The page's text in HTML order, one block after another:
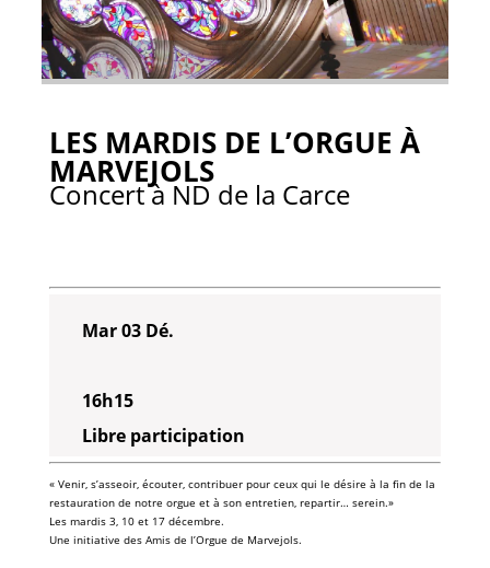
LES MARDIS DE L’ORGUE À
MARVEJOLS
Concert à ND de la Carce
Mar 03 Dé.
16h15
Libre participation
« Venir, s’asseoir, écouter, contribuer pour ceux qui le désire à la fin de la
restauration de notre orgue et à son entretien, repartir… serein.»
Les mardis 3, 10 et 17 décembre.
Une initiative des Amis de l’Orgue de Marvejols.